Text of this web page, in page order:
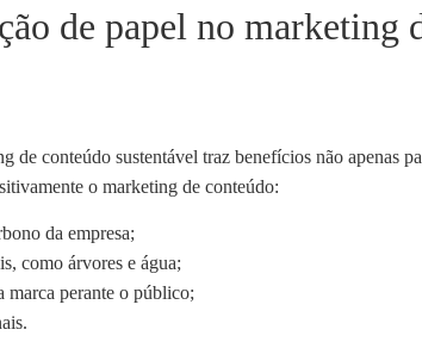
de papel no marketing
de conteúdo sustentável traz benefícios não apenas
o marketing de conteúdo:
da empresa;
como árvores e água;
marca perante o público;